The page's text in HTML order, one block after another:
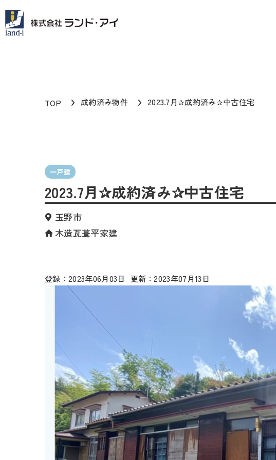
TOP 成約済み物件 2023.7月✰成約済み✰中古住宅
一戸建
2023.7月✰成約済み✰中古住宅
玉野市
木造瓦葺平家建
2023年06月03日 2023年07月13日